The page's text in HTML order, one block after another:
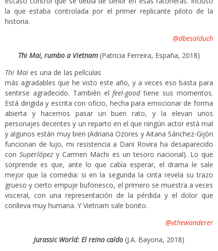
la que estaba controlada por el primer replicante piloto de la
historia.
@dbesalduch
Thi Mai, rumbo a Vietnam (Patricia Ferreira, España, 2018)
Thi Mai es una de las películas
más agradables que he visto este año, y a veces eso basta para
sentirse agradecido. También elfeel-goodtiene sus momentos.
Está dirigida y escrita con oficio, hecha para emocionar de forma
abierta y hacernos pasar un buen rato, y la elevan unos
personajes decentes y un reparto en el que ningún actor está mal
y algunos están muy bien (Adriana Ozores y Aitana Sánchez-Gijón
funcionan de lujo, mi resistencia a Dani Rovira ha desaparecido
conSuperlópezy Carmen Machi es un tesoro nacional). Lo que
sorprende es que, ante lo que cabía esperar, el drama le sale
mejor que la comedia: si en la segunda la cinta revela su trazo
grueso y cierto empuje bufonesco, el primero se muestra a veces
visceral, con una representación de la pérdida y el dolor que
conlleva muy humana. Y Vietnam sale bonito.
@vthewanderer
Jurassic World: El reino caído (J.A. Bayona, 2018)